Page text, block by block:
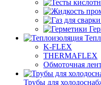
K-FLEX
THERMAFLEX
Обмоточная
Трубы для